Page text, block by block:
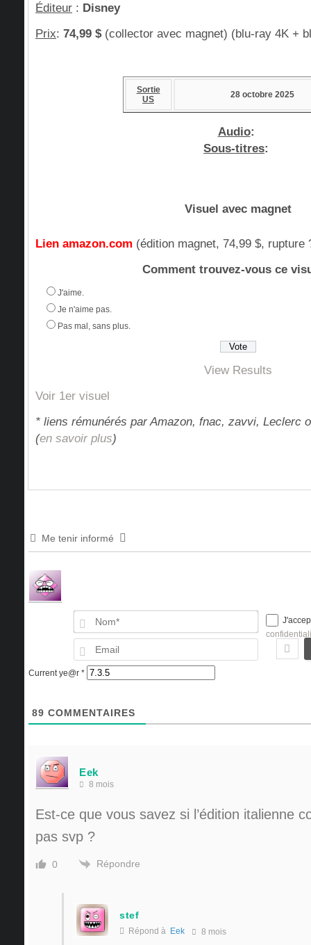
Éditeur : Disney
Prix: 74,99 $ (collector avec magnet) (blu-ray 4K +
Sortie
US
28 octobre 2025
Audio:
Sous-titres:
Visuel avec magnet
Lien amazon.com (édition magnet, 74,99 $, rupture
Comment trouvez-vous ce
J'aime.
Je n'aime pas.
Pas mal, sans plus.
View Results
Voir 1er visuel
* liens rémunérés par Amazon, fnac, zavvi, Leclerc
(en savoir plus)
Me tenir informé
Nom*
Current ye@r *
89 COMMENTAIRES
Eek
8 mois
Est-ce que vous savez si l’édition italienne
pas svp ?
0 Répondre
stef
Répond à Eek 8 mois